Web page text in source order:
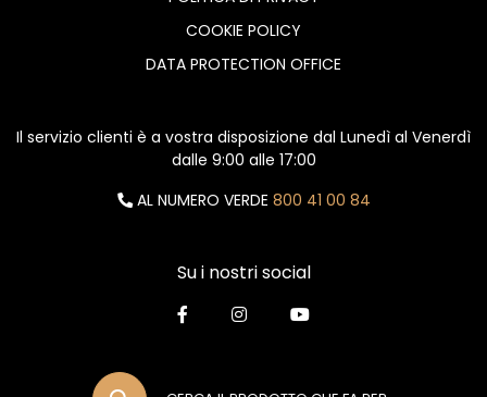
COOKIE POLICY
DATA PROTECTION OFFICE
Il servizio clienti è a vostra disposizione dal Lunedì al Venerdì
dalle 9:00 alle 17:00
AL NUMERO VERDE 800 41 00 84
Su i nostri social